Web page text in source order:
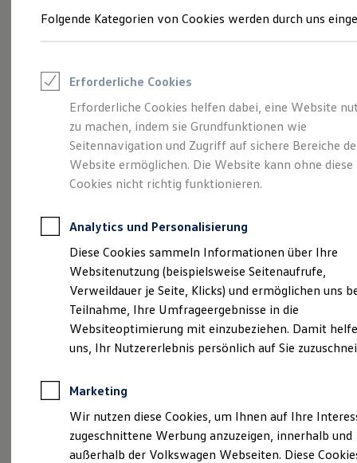
Junge Gebrauchtwagen und Gebrauchtwagen
Saisonangebote
Leasing
Leasing-Angebote
Gebrauchtwagen Leasing
Junge Gebrauchtwagen-Leasing
Elektroauto Leasing
Kleinwagen-Leasing
Leasing ohne Anzahlung
Autokredit mit Schlussrate
Versicherungen und Garantien
Kfz-Versicherung
Restschuldversicherungen
Garantien
Wartungsverträge
Geschäftskunden
Professional Class bei Volkswagen
Großkunden
Behörden
Anpfiff zum Gewinn
Elektroautos
ID. Tutorials
Elektrofahrzeugkonzepte
Gepflegt, geprüft und
für gut befunden.
Volkswagen
Zertifizierte
Gebrauchtwagen.
Folgende Kategorien von Cookies werden durch uns
Erforderliche Cookies
Erforderliche Cookies helfen dabei, eine Website
zu machen, indem sie Grundfunktionen wie
Seitennavigation und Zugriff auf sichere Bereiche
Website ermöglichen. Die Website kann ohne diese
Cookies nicht richtig funktionieren.
Analytics und Personalisierung
Diese Cookies sammeln Informationen über Ihre
Websitenutzung (beispielsweise Seitenaufrufe,
Verweildauer je Seite, Klicks) und ermöglichen uns
Teilnahme, Ihre Umfrageergebnisse in die
Websiteoptimierung mit einzubeziehen. Damit
uns, Ihr Nutzererlebnis persönlich auf Sie
Marketing
Wir nutzen diese Cookies, um Ihnen auf Ihre
zugeschnittene Werbung anzuzeigen, innerhalb und
außerhalb der Volkswagen Webseiten. Diese